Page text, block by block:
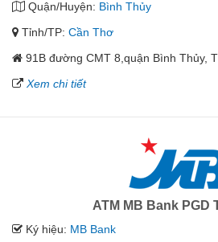
Quận/Huyện: Bình Thủy
Tỉnh/TP: Cần Thơ
91B đường CMT 8,quận Bình Thủy,
Xem chi tiết
ATM MB Bank PGD
Ký hiệu: MB Bank